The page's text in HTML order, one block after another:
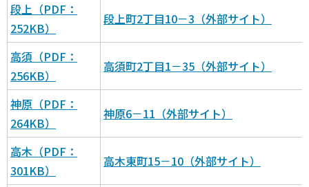
段上（PDF：
252KB）
段上町2丁目10－3（外部サイト）
高須（PDF：
256KB）
高須町2丁目1－35（外部サイト）
神原（PDF：
264KB）
神原6－11（外部サイト）
高木（PDF：
301KB）
高木東町15－10（外部サイト）